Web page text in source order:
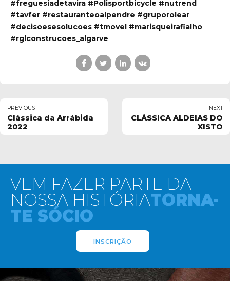
#freguesiadetavira #Polisportbicycle #nutrend
#tavfer #restauranteoalpendre #gruporolear
#decisoesesolucoes #tmovel #marisqueirafialho
#rglconstrucoes_algarve
PREVIOUS
Clássica da Arrábida
2022
NEXT
CLÁSSICA ALDEIAS DO
XISTO
VEM FAZER PARTE DA
NOSSA HISTÓRIATORNA-
TE SÓCIO
INSCRIÇÃO